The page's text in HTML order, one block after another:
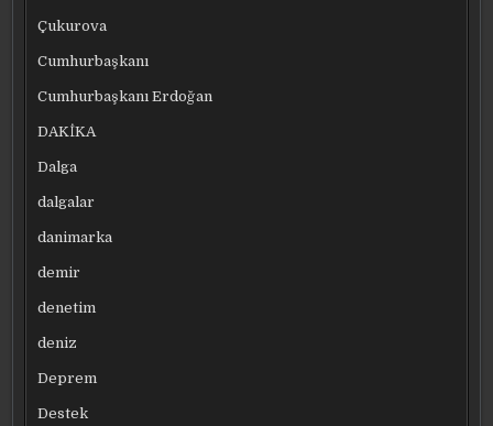
Çukurova
Cumhurbaşkanı
Cumhurbaşkanı Erdoğan
DAKİKA
Dalga
dalgalar
danimarka
demir
denetim
deniz
Deprem
Destek